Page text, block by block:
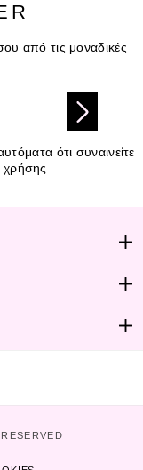
από τις μοναδικές
ότι συναινείτε
χρήσης